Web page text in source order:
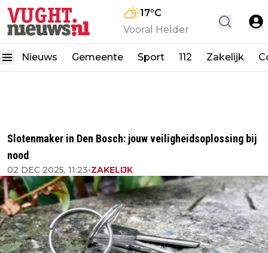
17°C
Vooral Helder
Nieuws Gemeente Sport 112 Zakelijk
Slotenmaker in Den Bosch: jouw veiligheidsoplossing bij
nood
02 DEC 2025, 11:23•ZAKELIJK